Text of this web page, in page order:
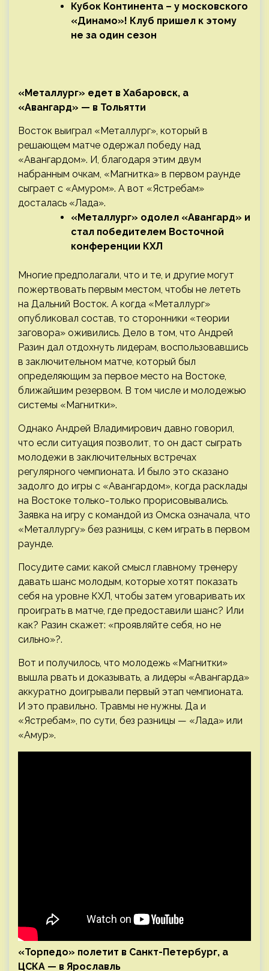
Кубок Континента – у московского
«Динамо»! Клуб пришел к этому
не за один сезон
«Металлург» едет в Хабаровск, а
«Авангард» — в Тольятти
Восток выиграл «Металлург», который в
решающем матче одержал победу над
«Авангардом». И, благодаря этим двум
набранным очкам, «Магнитка» в первом раунде
сыграет с «Амуром». А вот «Ястребам»
досталась «Лада».
«Металлург» одолел «Авангард» и
стал победителем Восточной
конференции КХЛ
Многие предполагали, что и те, и другие могут
пожертвовать первым местом, чтобы не лететь
на Дальний Восток. А когда «Металлург»
опубликовал состав, то сторонники «теории
заговора» оживились. Дело в том, что Андрей
Разин дал отдохнуть лидерам, воспользовавшись
в заключительном матче, который был
определяющим за первое место на Востоке,
ближайшим резервом. В том числе и молодежью
системы «Магнитки».
Однако Андрей Владимирович давно говорил,
что если ситуация позволит, то он даст сыграть
молодежи в заключительных встречах
регулярного чемпионата. И было это сказано
задолго до игры с «Авангардом», когда расклады
на Востоке только-только прорисовывались.
Заявка на игру с командой из Омска означала, что
«Металлургу» без разницы, с кем играть в первом
раунде.
Посудите сами: какой смысл главному тренеру
давать шанс молодым, которые хотят показать
себя на уровне КХЛ, чтобы затем уговаривать их
проиграть в матче, где предоставили шанс? Или
как? Разин скажет: «проявляйте себя, но не
сильно»?.
Вот и получилось, что молодежь «Магнитки»
вышла рвать и доказывать, а лидеры «Авангарда»
аккуратно доигрывали первый этап чемпионата.
И это правильно. Травмы не нужны. Да и
«Ястребам», по сути, без разницы — «Лада» или
«Амур».
«Торпедо» полетит в Санкт-Петербург, а
ЦСКА — в Ярославль